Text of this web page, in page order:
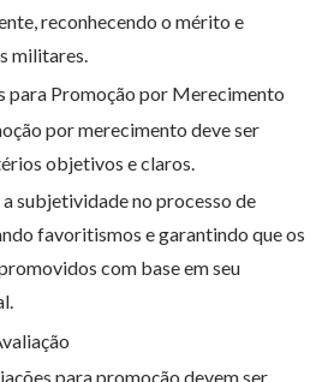
reconhecendo o mérito e
militares.
Promoção por Merecimento
por merecimento deve ser
objetivos e claros.
subjetividade no processo de
favoritismos e garantindo que os
com base em seu
para promoção devem ser